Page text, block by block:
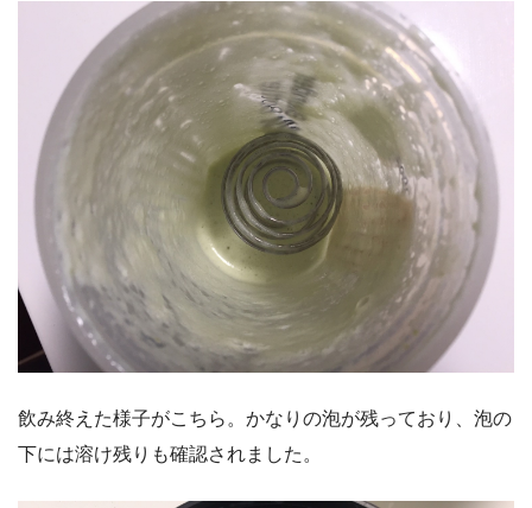
飲み終えた様子がこちら。かなりの泡が残っており、泡の
下には溶け残りも確認されました。